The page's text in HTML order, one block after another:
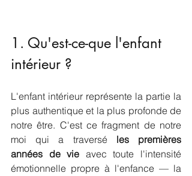
1. Qu'est-ce-que l'enfant
intérieur ?
L'enfant intérieur représente la partie la
plus authentique et la plus profonde de
notre être. C'est ce fragment de notre
moi qui a traversé les premières
années de vie avec toute l'intensité
émotionnelle propre à l'enfance — la